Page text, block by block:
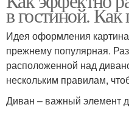
в гостиной.
Идея оформления
прежнему популярная.
расположенной над
нескольким правилам,
Диван – важный элемент